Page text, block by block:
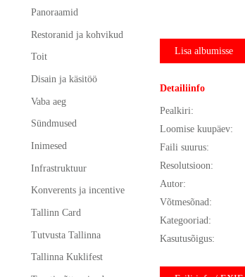
Panoraamid
Restoranid ja kohvikud
Toit
Disain ja käsitöö
Vaba aeg
Sündmused
Inimesed
Infrastruktuur
Konverents ja incentive
Tallinn Card
Tutvusta Tallinna
Tallinna Kuklifest
Lisa albumisse
Detailiinfo
Pealkiri:
Loomise kuupäev:
Faili suurus:
Resolutsioon:
Autor:
Võtmesõnad:
Kategooriad:
Kasutusõigus: